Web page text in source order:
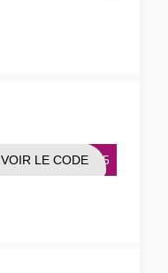
GA15
VOIR LE CODE